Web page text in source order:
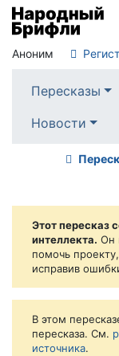
Аноним
Пересказы
Новости
Этот пересказ
интеллекта. Он
помочь
исправив
В этом
пересказа. См.
источника.